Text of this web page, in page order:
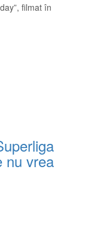
filmat în
nu vrea